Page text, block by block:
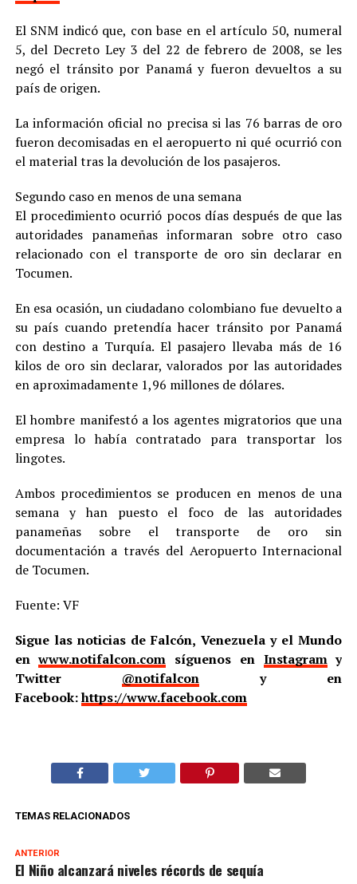
El SNM indicó que, con base en el artículo 50, numeral
5, del Decreto Ley 3 del 22 de febrero de 2008, se les
negó el tránsito por Panamá y fueron devueltos a su
país de origen.
La información oficial no precisa si las 76 barras de oro
fueron decomisadas en el aeropuerto ni qué ocurrió con
el material tras la devolución de los pasajeros.
Segundo caso en menos de una semana
El procedimiento ocurrió pocos días después de que las
autoridades panameñas informaran sobre otro caso
relacionado con el transporte de oro sin declarar en
Tocumen.
En esa ocasión, un ciudadano colombiano fue devuelto a
su país cuando pretendía hacer tránsito por Panamá
con destino a Turquía. El pasajero llevaba más de 16
kilos de oro sin declarar, valorados por las autoridades
en aproximadamente 1,96 millones de dólares.
El hombre manifestó a los agentes migratorios que una
empresa lo había contratado para transportar los
lingotes.
Ambos procedimientos se producen en menos de una
semana y han puesto el foco de las autoridades
panameñas sobre el transporte de oro sin
documentación a través del Aeropuerto Internacional
de Tocumen.
Fuente: VF
Sigue las noticias de Falcón, Venezuela y el Mundo
enwww.notifalcon.com síguenos en Instagramy
Twitter @notifalcony en
Facebook:https://www.facebook.com
TEMAS RELACIONADOS
ANTERIOR
El Niño alcanzará niveles récords de sequía